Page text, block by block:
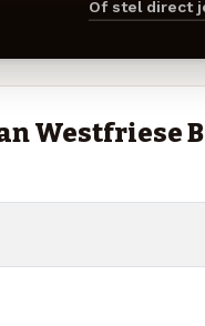
Of stel direct
Westfriese